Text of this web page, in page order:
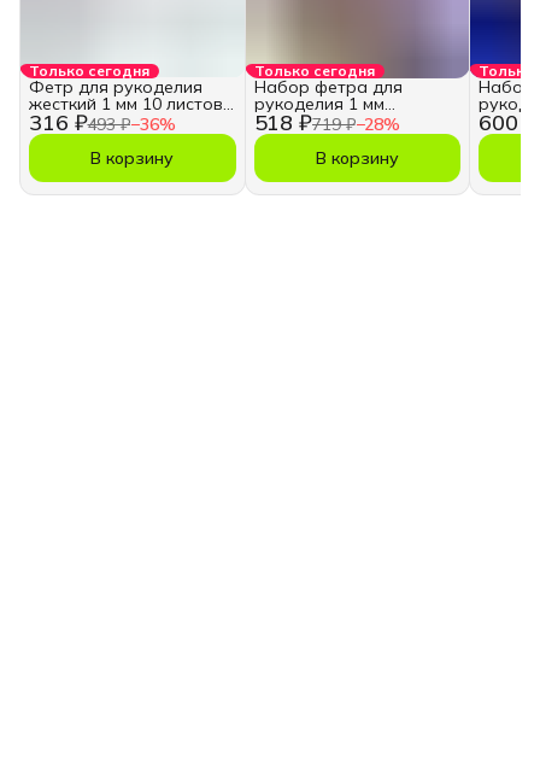
Только сегодня
316 ₽493 ₽−36%
Фетр для рукоделия
жесткий 1 мм 10 листов
А4
В корзину
Только сегодня
518 ₽719 ₽−28%
Набор фетра для
рукоделия 1 мм
пастельные цвета
В корзину
Только
600 ₽
Набор